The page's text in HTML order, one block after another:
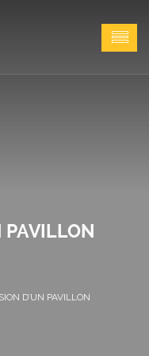
PAVILLON
D’UN PAVILLON